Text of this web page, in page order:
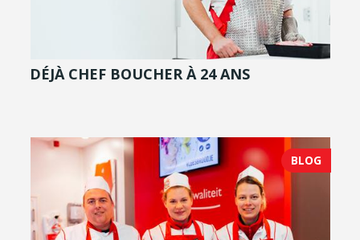
DÉJÀ CHEF BOUCHER À 24 ANS
BLOG